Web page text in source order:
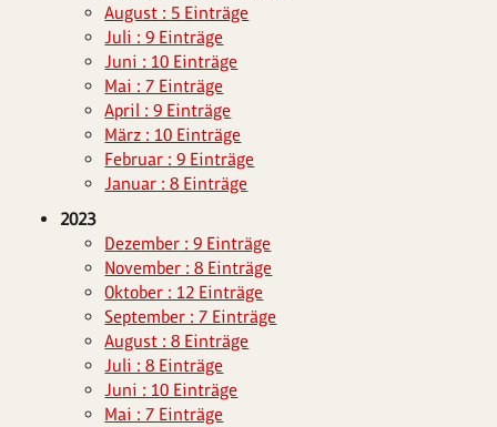
August : 5 Einträge
Juli : 9 Einträge
Juni : 10 Einträge
Mai : 7 Einträge
April : 9 Einträge
März : 10 Einträge
Februar : 9 Einträge
Januar : 8 Einträge
2023
Dezember : 9 Einträge
November : 8 Einträge
Oktober : 12 Einträge
September : 7 Einträge
August : 8 Einträge
Juli : 8 Einträge
Juni : 10 Einträge
Mai : 7 Einträge